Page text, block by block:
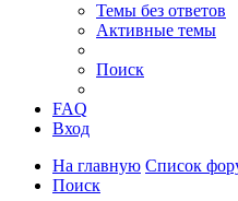
Темы без ответов
Активные темы
Поиск
FAQ
Вход
На главную Список
Поиск